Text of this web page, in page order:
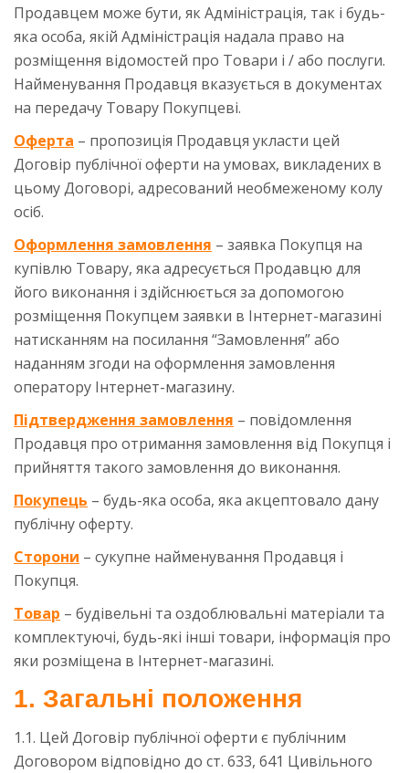
Продавцем може бути, як Адміністрація, так і будь-
яка особа, якій Адміністрація надала право на
розміщення відомостей про Товари і / або послуги.
Найменування Продавця вказується в документах
на передачу Товару Покупцеві.
Оферта – пропозиція Продавця укласти цей
Договір публічної оферти на умовах, викладених в
цьому Договорі, адресований необмеженому колу
осіб.
Оформлення замовлення – заявка Покупця на
купівлю Товару, яка адресується Продавцю для
його виконання і здійснюється за допомогою
розміщення Покупцем заявки в Інтернет-магазині
натисканням на посилання “Замовлення” або
наданням згоди на оформлення замовлення
оператору Інтернет-магазину.
Підтвердження замовлення – повідомлення
Продавця про отримання замовлення від Покупця і
прийняття такого замовлення до виконання.
Покупець – будь-яка особа, яка акцептовало дану
публічну оферту.
Сторони – сукупне найменування Продавця і
Покупця.
Товар – будівельні та оздоблювальні матеріали та
комплектуючі, будь-які інші товари, інформація про
яки розміщена в Інтернет-магазині.
1. Загальні положення
1.1. Цей Договір публічної оферти є публічним
Договором відповідно до ст. 633, 641 Цивільного